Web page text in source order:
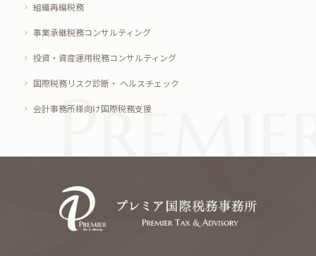
組織再編税務
事業承継税務コンサルティング
投資・資産運用税務コンサルティング
国際税務リスク診断・ ヘルスチェック
会計事務所様向け国際税務支援